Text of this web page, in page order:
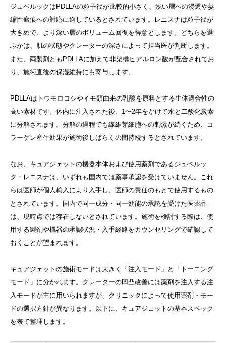
ジュベルックはPDLLAの粒子径が比較的小さく、浅い層への浸透や萎
縮性瘢痕への対応に適しているとされています。レニスナは粒子径が
大きめで、より深い層のボリューム回復を得意とします。どちらを選
ぶかは、肌の状態やクレーターの深さによって担当医が判断します。
また、両製剤ともPDLLAに加えて非架橋ヒアルロン酸が配合されてお
り、施術直後の保湿維持にも寄与します。
PDLLAはトウモロコシやイモ類由来の乳酸を原料とする生体適合性の
高い素材です。体内に注入された後、1〜2年をかけて水と二酸化炭素
に分解されます。分解の過程でも線維芽細胞への刺激が続くため、コ
ラーゲン産生効果が施術後しばらくの間持続するとされています。
なお、キュアジェットの機器本体および使用薬剤であるジュベルッ
ク・レニスナは、いずれも国内では薬事承認を受けていません。これ
らは医師が個人輸入により入手し、医師の責任のもとで使用するもの
とされています。国内で同一成分・同一効能の承認を受けた医薬品
は、現時点では存在しないとされています。施術を検討する際は、使
用する製剤や機器の承認状況・入手経路をカウンセリングで確認して
おくことが望まれます。
キュアジェットの施術モードは大きく「注入モード」と「トーニング
モード」に分かれます。クレーターの凹凸改善には薬剤を注入する注
入モードが主に用いられますが、クリニックによって使用薬剤・モー
ドの選択方針が異なります。以下に、キュアジェットの基本スペック
を表で整理します。